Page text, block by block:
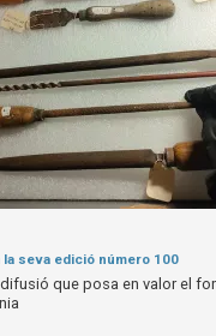
la seva edició número 100
que posa en valor el